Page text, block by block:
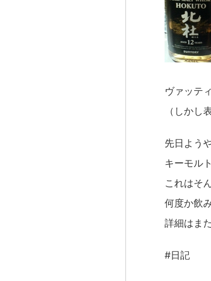
ヴァッテ
（しかし
先日よう
キーモル
これはそ
何度か飲
詳細はま
#日記